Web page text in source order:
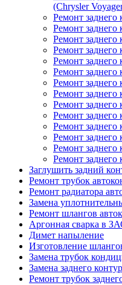
(Chrysler
Ремонт
Ремонт
Ремонт
Ремонт заднего
Ремонт
Ремонт заднего
Ремонт заднего
Ремонт
Ремонт заднего
Ремонт заднего
Ремонт заднего
Ремонт
Ремонт
Ремонт
Заглушить задний
Ремонт трубок
Ремонт радиатора
Замена
Ремонт шлангов
Аргонная сварка в
Димет напыление
Изготовление
Замена трубок
Замена заднего
Ремонт трубок